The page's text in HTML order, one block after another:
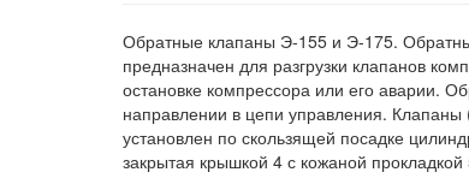
Обратные клапаны Э-155 и Э-175.
предназначен для разгрузки клапанов
остановке компрессора или его аварии.
направлении в цепи управления. Клапаны
установлен по скользящей посадке
закрытая крышкой 4 с кожаной прокладкой